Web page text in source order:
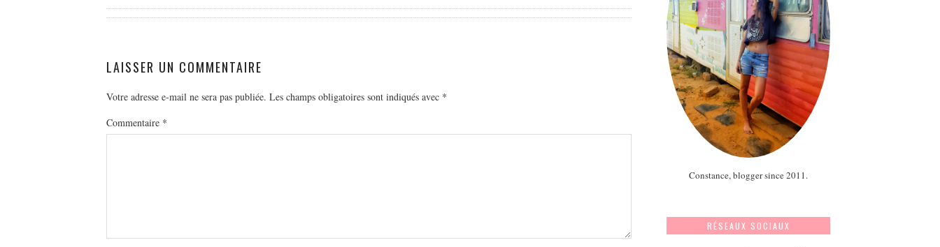
LAISSER UN COMMENTAIRE
Votre adresse e-mail ne sera pas publiée. Les champs obligatoires sont indiqués avec *
Commentaire *
Constance, blogger since 2011.
RÉSEAUX SOCIAUX